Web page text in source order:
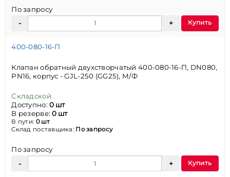
По запросу
Купить
400-080-16-П
Клапан обратный двухстворчатый 400-080-16-П, DN080,
PN16, корпус - GJL-250 (GG25), М/Ф
Складской
Доступно:0 шт
В резерве:0 шт
В пути: 0 шт
Склад поставщика: По запросу
По запросу
Купить